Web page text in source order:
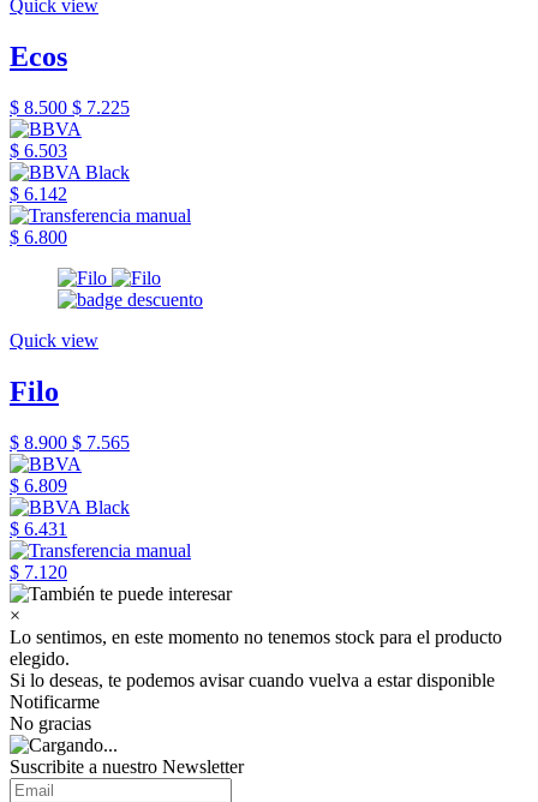
Quick view
Ecos
$ 8.500 $ 7.225
$ 6.503
$ 6.142
$ 6.800
Quick view
Filo
$ 8.900 $ 7.565
$ 6.809
$ 6.431
$ 7.120
×
Lo sentimos, en este momento no tenemos stock para el producto
elegido.
Si lo deseas, te podemos avisar cuando vuelva a estar disponible
Notificarme
No gracias
Suscribite a nuestro Newsletter